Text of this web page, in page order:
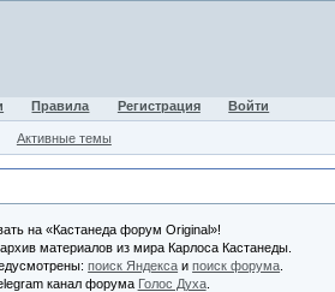
Правила Регистрация Войти
Активные темы
на «Кастанеда форум Original»!
материалов из мира Карлоса Кастанеды.
поиск Яндекса ипоиск форума
канал форума Голос Духа.